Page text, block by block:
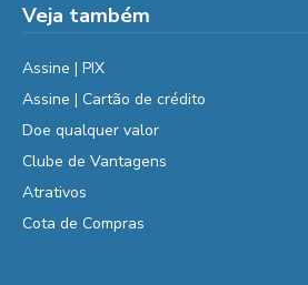
Veja também
Assine | PIX
Assine | Cartão de crédito
Doe qualquer valor
Clube de Vantagens
Atrativos
Cota de Compras